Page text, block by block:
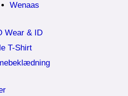
Wenaas
Wear & ID
T-Shirt